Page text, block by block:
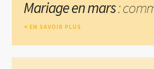
Mariage en mars:
EN SAVOIR PLUS